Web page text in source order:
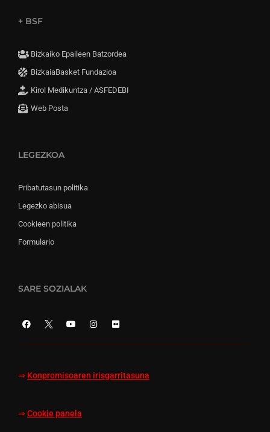
+ BSF
Bizkaiko Epaileen Batzordea
BizkaiaBasket Fundazioa
Kirol Medikuntza / ASFEDEBI
Web Posta
LEGEZKOA
Pribatutasun politika
Legezko abisua
Cookieen politika
Formulario
SARE SOZIALAK
⇒ Konpromisoaren irisgarritasuna
⇒ Cookie panela